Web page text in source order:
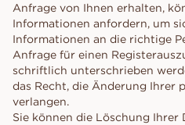
Anfrage von Ihnen erhalten,
Informationen anfordern, um
Informationen an die richtige
Anfrage für einen
schriftlich unterschrieben
das Recht, die Änderung Ihrer
verlangen.
Sie können die Löschung Ihrer